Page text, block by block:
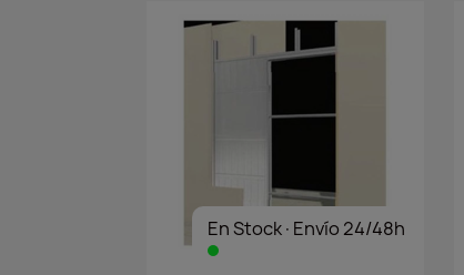
En Stock·Envío 24/48h